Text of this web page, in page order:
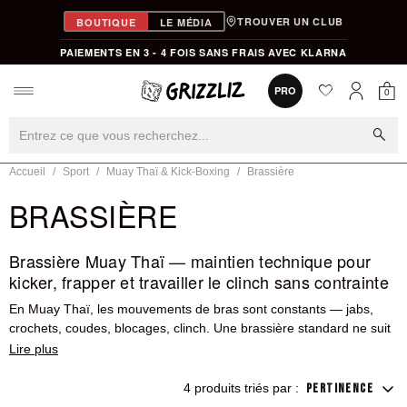
BOUTIQUE LE MÉDIA TROUVER UN CLUB
PAIEMENTS EN 3 - 4 FOIS SANS FRAIS AVEC KLARNA
PRO favorite0
0
search
Accueil Sport Muay Thaï & Kick-Boxing Brassière
BRASSIÈRE
Brassière Muay Thaï — maintien technique pour
kicker, frapper et travailler le clinch sans contrainte
En Muay Thaï, les mouvements de bras sont constants — jabs,
crochets, coudes, blocages, clinch. Une brassière standard ne suit
pas ces exigences. Elle remonte lors des uppercuts, glisse pendant
pensée pour les sports de combat reste en place quelle que soit
4 produits triés par : PERTINENCE